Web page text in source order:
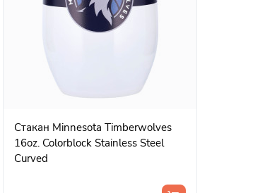
Стакан Minnesota Timberwolves
16oz. Colorblock Stainless Steel
Curved